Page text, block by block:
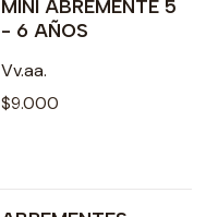
Agotado
MINI ABREMENTE 5
- 6 AÑOS
Vv.aa.
$9.000